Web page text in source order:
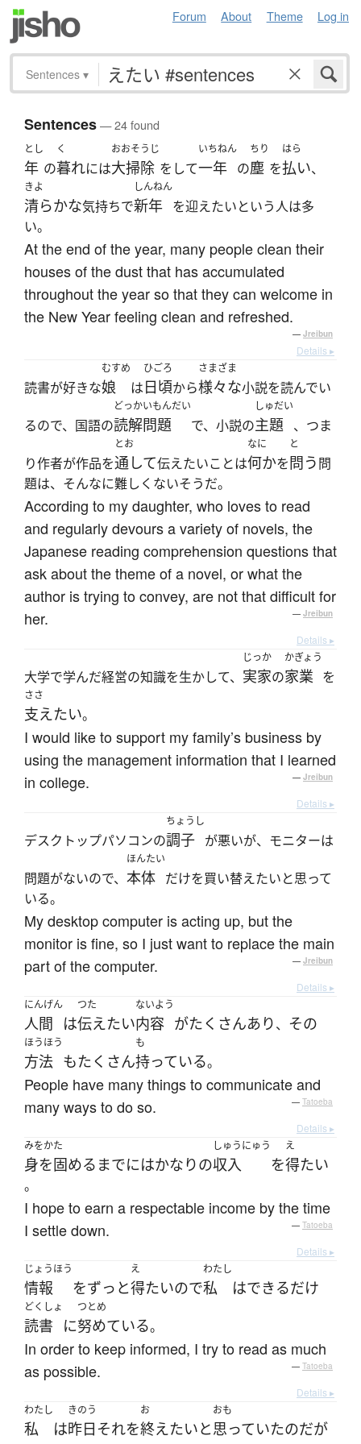
Forum About Theme Log in
Sentences ▾
Sentences— 24 found
とし
年 の
く
暮れには
おおそうじ
大掃除 をして
いちねん
一年 の
ちり
塵 を
はら
払い、
きよ
清らかな気持ちで
しんねん
新年 を迎えたいという人は多
い。
At the end of the year, many people clean their
houses of the dust that has accumulated
throughout the year so that they can welcome in
the New Year feeling clean and refreshed.
— Jreibun
Details ▸
読書が好きな
むすめ
娘 は
ひごろ
日頃から
さまざま
様々な小説を読んでい
るので、国語の
どっかいもんだい
読解問題 で、小説の
しゅだい
主題 、つま
り作者が作品を
とお
通して伝えたいことは
なに
何かを
と
問う問
題は、そんなに難しくないそうだ。
According to my daughter, who loves to read
and regularly devours a variety of novels, the
Japanese reading comprehension questions that
ask about the theme of a novel, or what the
author is trying to convey, are not that difficult for
her.
— Jreibun
Details ▸
大学で学んだ経営の知識を生かして、
じっか
実家の
かぎょう
家業 を
ささ
支えたい。
I would like to support my family’s business by
using the management information that I learned
in college.
— Jreibun
Details ▸
デスクトップパソコンの
ちょうし
調子 が悪いが、モニターは
問題がないので、
ほんたい
本体 だけを買い替えたいと思って
いる。
My desktop computer is acting up, but the
monitor is fine, so I just want to replace the main
part of the computer.
— Jreibun
Details ▸
にんげん
人間 は
つた
伝えたい
ないよう
内容 がたくさんあり、 その
ほうほう
方法 もたくさん
も
持っている。
People have many things to communicate and
many ways to do so.
— Tatoeba
Details ▸
みをかた
身を固める までにはかなりの
しゅうにゅう
収入 を
え
得たい
。
I hope to earn a respectable income by the time
I settle down.
— Tatoeba
Details ▸
じょうほう
情報 をずっと
え
得たいので
わたし
私 はできるだけ
どくしょ
読書 に
つとめ
努めている。
In order to keep informed, I try to read as much
as possible.
— Tatoeba
Details ▸
わたし
私 は
きのう
昨日それを
お
終えたいと
おも
思っていたのだが